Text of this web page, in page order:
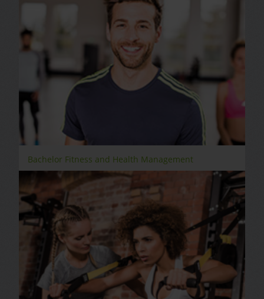
Bachelor Fitness and Health Management